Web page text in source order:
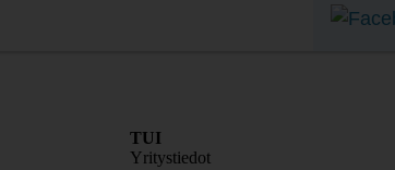
TUI
Yritystiedot